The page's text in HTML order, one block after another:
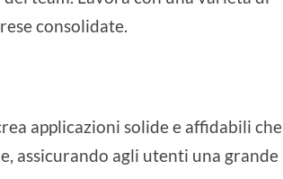
consolidate.
applicazioni solide e affidabili che
assicurando agli utenti una grande